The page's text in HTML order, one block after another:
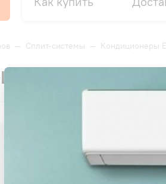
— Сплит-системы — Кондиционеры
DC